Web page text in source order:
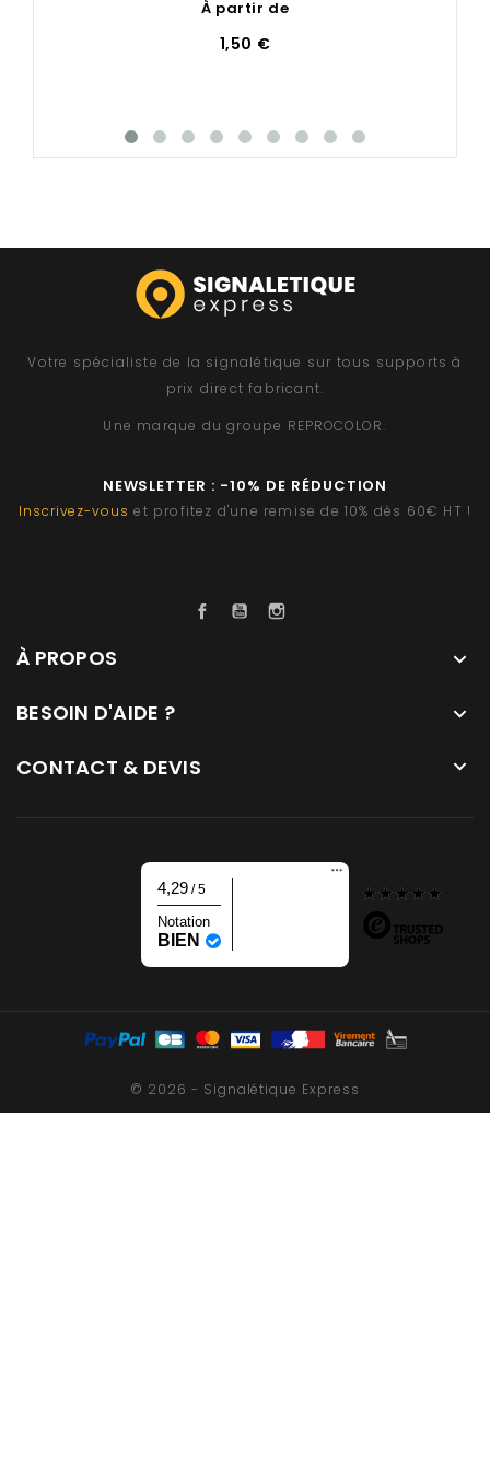
À partir de
1,50 €
Votre spécialiste de la signalétique sur tous supports à
prix direct fabricant.
Une marque du groupe REPROCOLOR.
NEWSLETTER : -10% DE RÉDUCTION
Inscrivez-vous et profitez d'une remise de 10% dès 60€ HT !
FacebookYouTube
À PROPOS 
BESOIN D'AIDE ? 
CONTACT & DEVIS 
4,29 / 5
Notation
BIEN
© 2026 - Signalétique Express